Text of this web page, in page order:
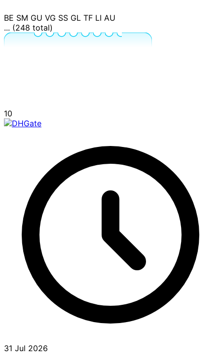
BE SM GU VG SS GL TF LI AU
... (248 total)
10
31 Jul 2026